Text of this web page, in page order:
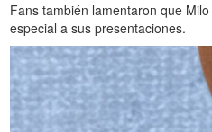
Fans también lamentaron que
especial a sus presentaciones.